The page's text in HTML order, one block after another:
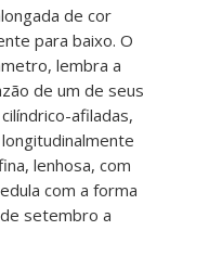
de cor
para baixo. O
lembra a
de um de seus
afiladas,
lenhosa, com
com a forma
setembro a